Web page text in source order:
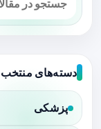
دسته‌های منتخب
پزشکی